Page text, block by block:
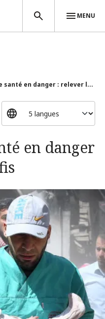
MENU
santé en danger : relever l...
en danger